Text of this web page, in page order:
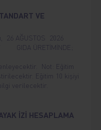
VE
26 AĞUSTOS 2026
" GIDA ÜRETİMİNDE;
Not: Eğitim
Eğitim 10 kişiyi
verilecektir.
İZİ HESAPLAMA